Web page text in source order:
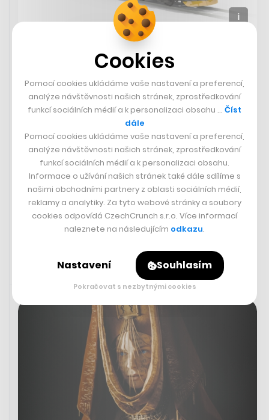
RegioJet koupí nové vlaky pro
Ústecký kraj od plzeňské Škody
Soukromý železniční dopravce RegioJet oznámil, že
uzavřel smlouvu se Škoda Group na dodávku třiadvaceti
nových jednotek v hodnotě 3,5 miliardy korun. Plánuje
je nasadit na hlavní elektrifikované tratě v Ústeckém
kraji, a to od konce roku 2026, kdy na nich začne
operovat. Nové nízkopodlažní jednotky budou schopné
dosáhnout rychlosti až 160 km/h. Objednáno bylo
patnáct dvouvozových a osm třívozových jednotek.
Součástí bude oddíl první třídy.
15. 5. 2024 20:06
Cookies
Pomocí cookies ukládáme vaše nastavení a preferencí,
analýze návštěvnosti našich stránek, zprostředkování
funkcí sociálních médií a k personalizaci obsahu … Číst
dále
Pomocí cookies ukládáme vaše nastavení a preferencí,
analýze návštěvnosti našich stránek, zprostředkování
funkcí sociálních médií a k personalizaci obsahu.
Informace o užívání našich stránek také dále sdílíme s
našimi obchodními partnery z oblasti sociálních médií,
reklamy a analytiky. Za tyto webové stránky a soubory
cookies odpovídá CzechCrunch s.r.o. Více informací
naleznete na následujícím odkazu.
Nastavení Souhlasím
Pokračovat s nezbytnými cookies